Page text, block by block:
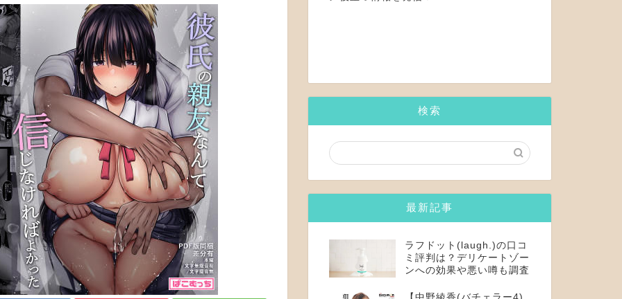
検索
最新記事
ラフドット(laugh.)の口コ
ミ評判は？デリケートゾー
ンへの効果や悪い噂も調査